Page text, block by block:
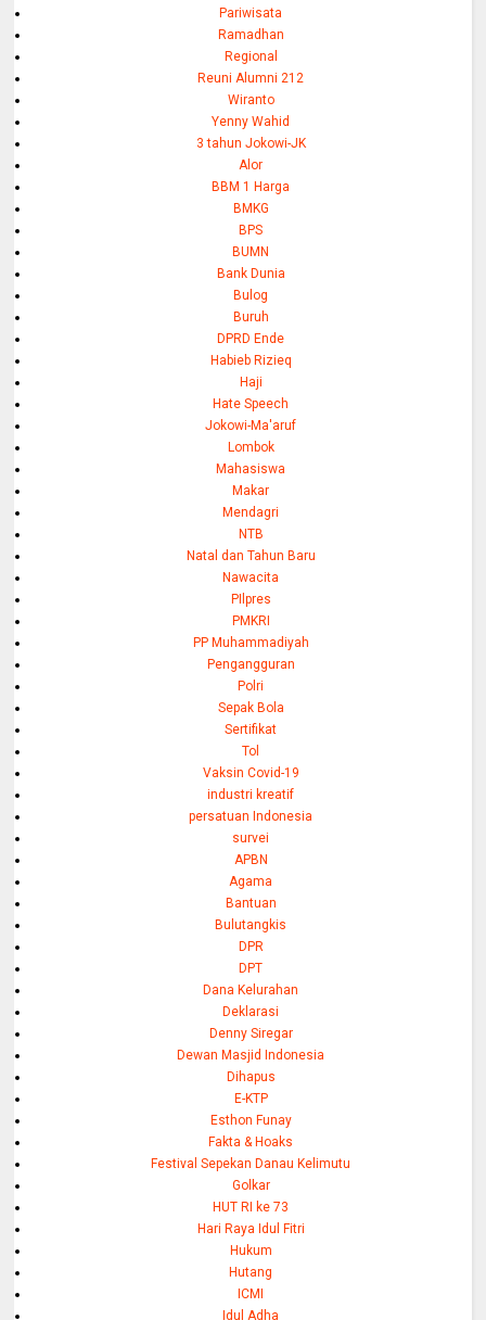
Pariwisata
Ramadhan
Regional
Reuni Alumni 212
Wiranto
Yenny Wahid
3 tahun Jokowi-JK
Alor
BBM 1 Harga
BMKG
BPS
BUMN
Bank Dunia
Bulog
Buruh
DPRD Ende
Habieb Rizieq
Haji
Hate Speech
Jokowi-Ma'aruf
Lombok
Mahasiswa
Makar
Mendagri
NTB
Natal dan Tahun Baru
Nawacita
PIlpres
PMKRI
PP Muhammadiyah
Pengangguran
Polri
Sepak Bola
Sertifikat
Tol
Vaksin Covid-19
industri kreatif
persatuan Indonesia
survei
APBN
Agama
Bantuan
Bulutangkis
DPR
DPT
Dana Kelurahan
Deklarasi
Denny Siregar
Dewan Masjid Indonesia
Dihapus
E-KTP
Esthon Funay
Fakta & Hoaks
Festival Sepekan Danau Kelimutu
Golkar
HUT RI ke 73
Hari Raya Idul Fitri
Hukum
Hutang
ICMI
Idul Adha